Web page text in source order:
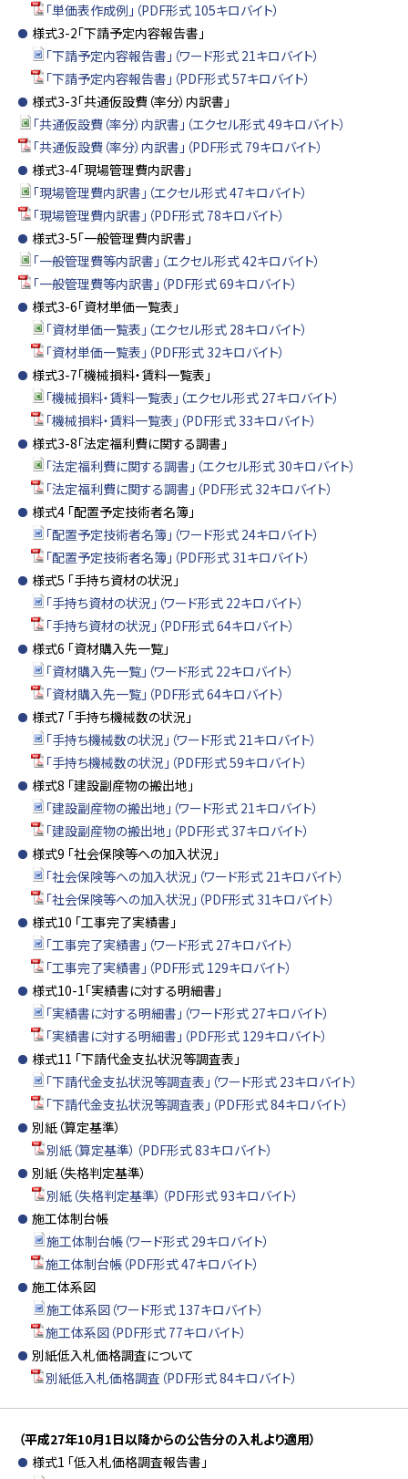
「単価表作成例」（PDF形式 105キロバイト）
様式3-2「下請予定内容報告書」
「下請予定内容報告書」（ワード形式 21キロバイト）
「下請予定内容報告書」（PDF形式 57キロバイト）
様式3-3「共通仮設費（率分）内訳書」
「共通仮設費（率分）内訳書」（エクセル形式 49キロバイト）
「共通仮設費（率分）内訳書」（PDF形式 79キロバイト）
様式3-4「現場管理費内訳書」
「現場管理費内訳書」（エクセル形式 47キロバイト）
「現場管理費内訳書」（PDF形式 78キロバイト）
様式3-5「一般管理費内訳書」
「一般管理費等内訳書」（エクセル形式 42キロバイト）
「一般管理費等内訳書」（PDF形式 69キロバイト）
様式3-6「資材単価一覧表」
「資材単価一覧表」（エクセル形式 28キロバイト）
「資材単価一覧表」（PDF形式 32キロバイト）
様式3-7「機械損料・賃料一覧表」
「機械損料・賃料一覧表」（エクセル形式 27キロバイト）
「機械損料・賃料一覧表」（PDF形式 33キロバイト）
様式3-8「法定福利費に関する調書」
「法定福利費に関する調書」（エクセル形式 30キロバイト）
「法定福利費に関する調書」（PDF形式 32キロバイト）
様式4 「配置予定技術者名簿」
「配置予定技術者名簿」（ワード形式 24キロバイト）
「配置予定技術者名簿」（PDF形式 31キロバイト）
様式5 「手持ち資材の状況」
「手持ち資材の状況」（ワード形式 22キロバイト）
「手持ち資材の状況」（PDF形式 64キロバイト）
様式6 「資材購入先一覧」
「資材購入先一覧」（ワード形式 22キロバイト）
「資材購入先一覧」（PDF形式 64キロバイト）
様式7 「手持ち機械数の状況」
「手持ち機械数の状況」（ワード形式 21キロバイト）
「手持ち機械数の状況」（PDF形式 59キロバイト）
様式8 「建設副産物の搬出地」
「建設副産物の搬出地」（ワード形式 21キロバイト）
「建設副産物の搬出地」（PDF形式 37キロバイト）
様式9 「社会保険等への加入状況」
「社会保険等への加入状況」（ワード形式 21キロバイト）
「社会保険等への加入状況」（PDF形式 31キロバイト）
様式10 「工事完了実績書」
「工事完了実績書」（ワード形式 27キロバイト）
「工事完了実績書」（PDF形式 129キロバイト）
様式10-1「実績書に対する明細書」
「実績書に対する明細書」（ワード形式 27キロバイト）
「実績書に対する明細書」（PDF形式 129キロバイト）
様式11 「下請代金支払状況等調査表」
「下請代金支払状況等調査表」（ワード形式 23キロバイト）
「下請代金支払状況等調査表」（PDF形式 84キロバイト）
別紙（算定基準）
別紙（算定基準）（PDF形式 83キロバイト）
別紙（失格判定基準）
別紙（失格判定基準）（PDF形式 93キロバイト）
施工体制台帳
施工体制台帳（ワード形式 29キロバイト）
施工体制台帳（PDF形式 47キロバイト）
施工体系図
施工体系図（ワード形式 137キロバイト）
施工体系図（PDF形式 77キロバイト）
別紙低入札価格調査について
別紙低入札価格調査（PDF形式 84キロバイト）
（平成27年10月1日以降からの公告分の入札より適用）
様式1 「低入札価格調査報告書」